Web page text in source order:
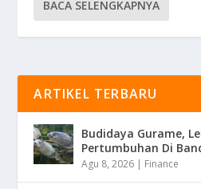
BACA SELENGKAPNYA
ARTIKEL TERBARU
Budidaya Gurame,
Pertumbuhan Di
Agu 8, 2026 | Finance